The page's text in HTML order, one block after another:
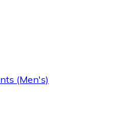
(Men's)